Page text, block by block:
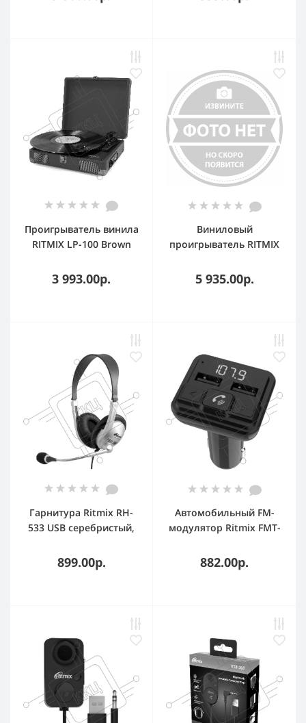
Проигрыватель винила
RITMIX LP-100 Brown
3 993.00р.
Виниловый
проигрыватель RITMIX
5 935.00р.
Гарнитура Ritmix RH-
533 USB серебристый,
899.00р.
Автомобильный FM-
модулятор Ritmix FMT-
BT USB (80001662)
882.00р.